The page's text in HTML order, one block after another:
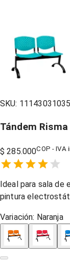
SKU: 11143031035
Tándem
$ 285.000COP - IVA
1 Star,
2 Stars,
3 Stars,
4 5
Ideal para sala de
pintura
Variación: Naranja